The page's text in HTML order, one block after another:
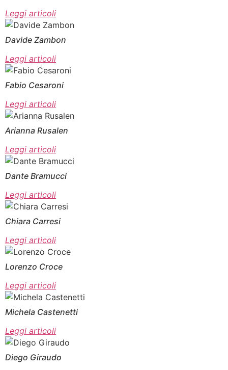
Leggi articoli
Davide Zambon
Leggi articoli
Fabio Cesaroni
Leggi articoli
Arianna Rusalen
Leggi articoli
Dante Bramucci
Leggi articoli
Chiara Carresi
Leggi articoli
Lorenzo Croce
Leggi articoli
Michela Castenetti
Leggi articoli
Diego Giraudo